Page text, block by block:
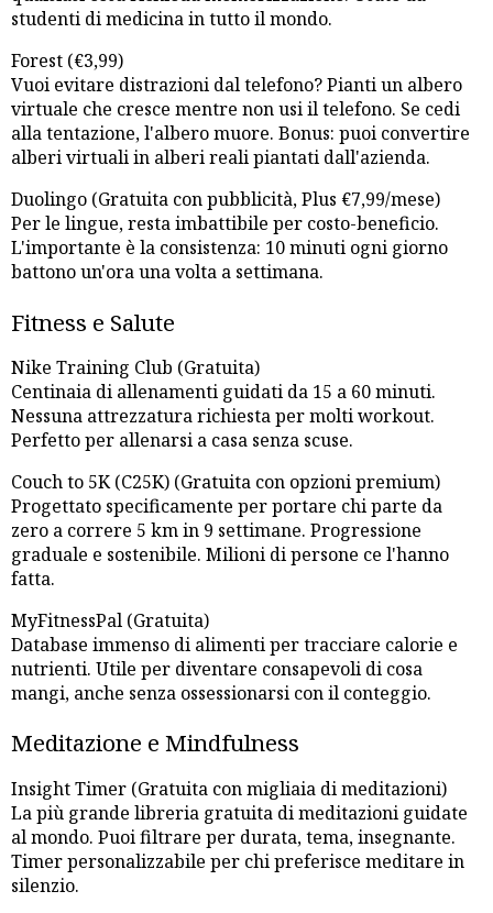
studenti di medicina in tutto il mondo.
Forest (€3,99)
Vuoi evitare distrazioni dal telefono? Pianti un albero
virtuale che cresce mentre non usi il telefono. Se cedi
alla tentazione, l'albero muore. Bonus: puoi convertire
alberi virtuali in alberi reali piantati dall'azienda.
Duolingo (Gratuita con pubblicità, Plus €7,99/mese)
Per le lingue, resta imbattibile per costo-beneficio.
L'importante è la consistenza: 10 minuti ogni giorno
battono un'ora una volta a settimana.
Fitness e Salute
Nike Training Club (Gratuita)
Centinaia di allenamenti guidati da 15 a 60 minuti.
Nessuna attrezzatura richiesta per molti workout.
Perfetto per allenarsi a casa senza scuse.
Couch to 5K (C25K) (Gratuita con opzioni premium)
Progettato specificamente per portare chi parte da
zero a correre 5 km in 9 settimane. Progressione
graduale e sostenibile. Milioni di persone ce l'hanno
fatta.
MyFitnessPal (Gratuita)
Database immenso di alimenti per tracciare calorie e
nutrienti. Utile per diventare consapevoli di cosa
mangi, anche senza ossessionarsi con il conteggio.
Meditazione e Mindfulness
Insight Timer (Gratuita con migliaia di meditazioni)
La più grande libreria gratuita di meditazioni guidate
al mondo. Puoi filtrare per durata, tema, insegnante.
Timer personalizzabile per chi preferisce meditare in
silenzio.